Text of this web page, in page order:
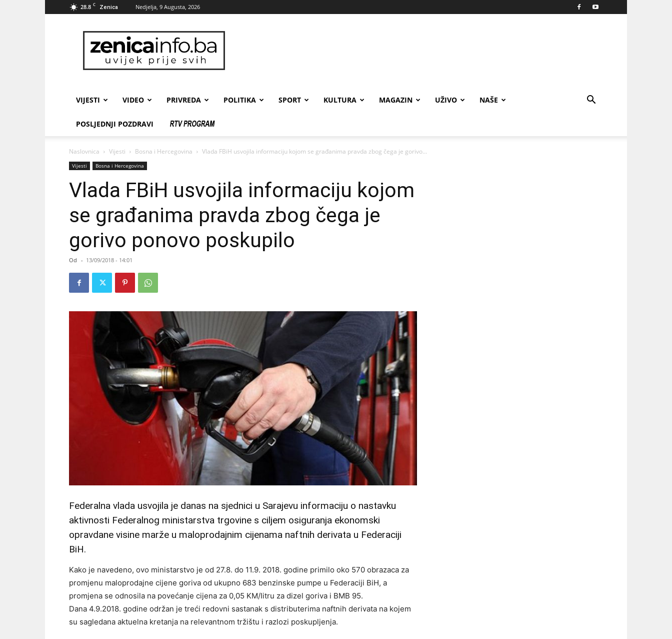
28.8 C Zenica Nedjelja, 9 Augusta, 2026
zenicainfo.ba
VIJESTI VIDEO PRIVREDA POLITIKA SPORT KULTURA MAGAZIN UŽIVO NAŠE
POSLJEDNJI POZDRAVI
Naslovnica Vijesti Bosna i Hercegovina Vlada FBiH usvojila informaciju kojom se građanima pravda zbog čega je gorivo...
Vijesti Bosna i Hercegovina
Vlada FBiH usvojila informaciju kojom
se građanima pravda zbog čega je
gorivo ponovo poskupilo
Od - 13/09/2018 - 14:01
Federalna vlada usvojila je danas na sjednici u Sarajevu informaciju o nastavku
aktivnosti Federalnog ministarstva trgovine s ciljem osiguranja ekonomski
opravdane visine marže u maloprodajnim cijenama naftnih derivata u Federaciji
BiH.
Kako je navedeno, ovo ministarstvo je od 27.8. do 11.9. 2018. godine primilo oko 570 obrazaca za
promjenu maloprodajne cijene goriva od ukupno 683 benzinske pumpe u Federaciji BiH, a
promjena se odnosila na povećanje cijena za 0,05 KM/Iitru za dizel goriva i BMB 95.
Dana 4.9.2018. godine održan je treći redovni sastanak s distributerima naftnih derivata na kojem
su sagledana aktuelna kretanja na relevantnom tržištu i razlozi poskupljenja.